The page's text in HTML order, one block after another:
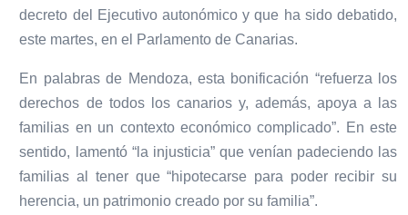
decreto del Ejecutivo autonómico y que ha sido debatido,
este martes, en el Parlamento de Canarias.
En palabras de Mendoza, esta bonificación “refuerza los
derechos de todos los canarios y, además, apoya a las
familias en un contexto económico complicado”. En este
sentido, lamentó “la injusticia” que venían padeciendo las
familias al tener que “hipotecarse para poder recibir su
herencia, un patrimonio creado por su familia”.